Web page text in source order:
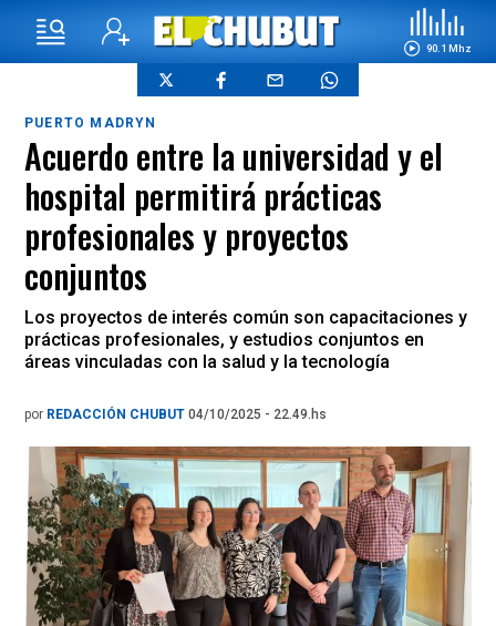
90.1 Mhz
PUERTO MADRYN
Acuerdo entre la universidad y el
hospital permitirá prácticas
profesionales y proyectos
conjuntos
Los proyectos de interés común son capacitaciones y
prácticas profesionales, y estudios conjuntos en
áreas vinculadas con la salud y la tecnología
por REDACCIÓN CHUBUT 04/10/2025 - 22.49.hs